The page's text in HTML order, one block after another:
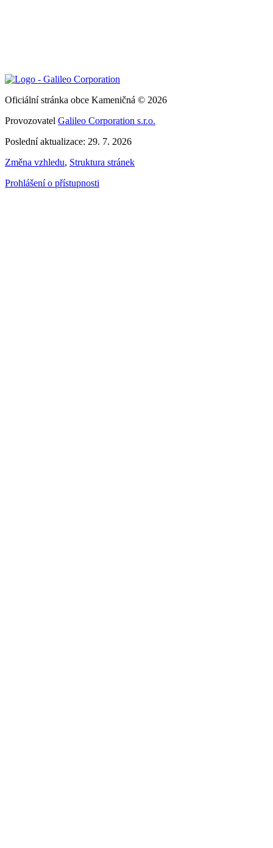
Oficiální stránka obce Kameničná © 2026
Provozovatel Galileo Corporation s.r.o.
Poslední aktualizace: 29. 7. 2026
Změna vzhledu, Struktura stránek
Prohlášení o přístupnosti